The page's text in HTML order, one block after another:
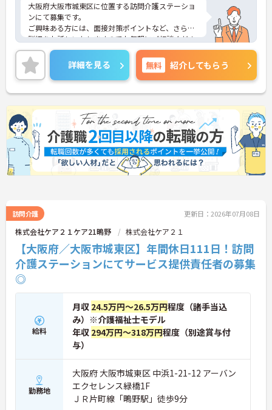
大阪府大阪市城東区に位置する訪問介護ステーショ
ンにて募集です。
ご興味ある方には、面接対策ポイントなど、さらに
詳細をお話しいたしますのでお気軽にご相談くださ
い！
詳細を見る 無料 紹介してもらう
訪問介護 更新日：2026年07月08日
株式会社ケア２１ケア21鴫野 株式会社ケア２１
【大阪府／大阪市城東区】年間休日111日！訪問
介護ステーションにてサービス提供責任者の募集
◎
給料
月収 24.5万円～26.5万円程度（諸手当込
み）※介護福祉士モデル
年収 294万円～318万円程度（別途賞与付
与）
勤務地
大阪府 大阪市城東区 中浜1-21-12 アーバン
エクセレンス緑橋1F
ＪＲ片町線「鴫野駅」徒歩9分